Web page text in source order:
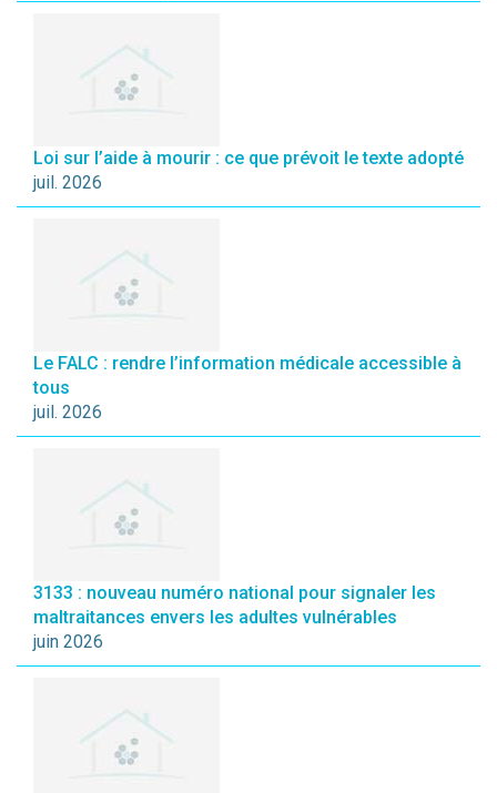
Loi sur l’aide à mourir : ce que prévoit le texte adopté
juil. 2026
Le FALC : rendre l’information médicale accessible à
tous
juil. 2026
3133 : nouveau numéro national pour signaler les
maltraitances envers les adultes vulnérables
juin 2026